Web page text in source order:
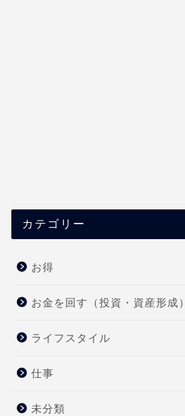
カテゴリー
お得
お金を回す（投資・資産形成）
ライフスタイル
仕事
未分類